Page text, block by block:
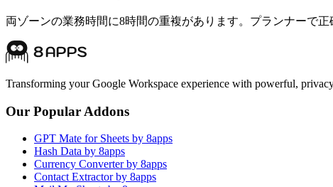
両ゾーンの業務時間に8時間の重複があります。プランナーで正
Transforming your Google Workspace experience with powerful,
Our Popular Addons
GPT Mate for Sheets by 8apps
Hash Data by 8apps
Currency Converter by 8apps
Contact Extractor by 8apps